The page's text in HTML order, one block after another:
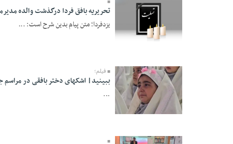
29 Ordibehesht 1405 -
تحریریه بافق فردا درگذشت والده
یزدفردا؛ متن پیام بدین شرح است: ...
21 Ordibehesht 1405 -
فیلم؛
ببینید| اشکهای دختر بافقی در
...